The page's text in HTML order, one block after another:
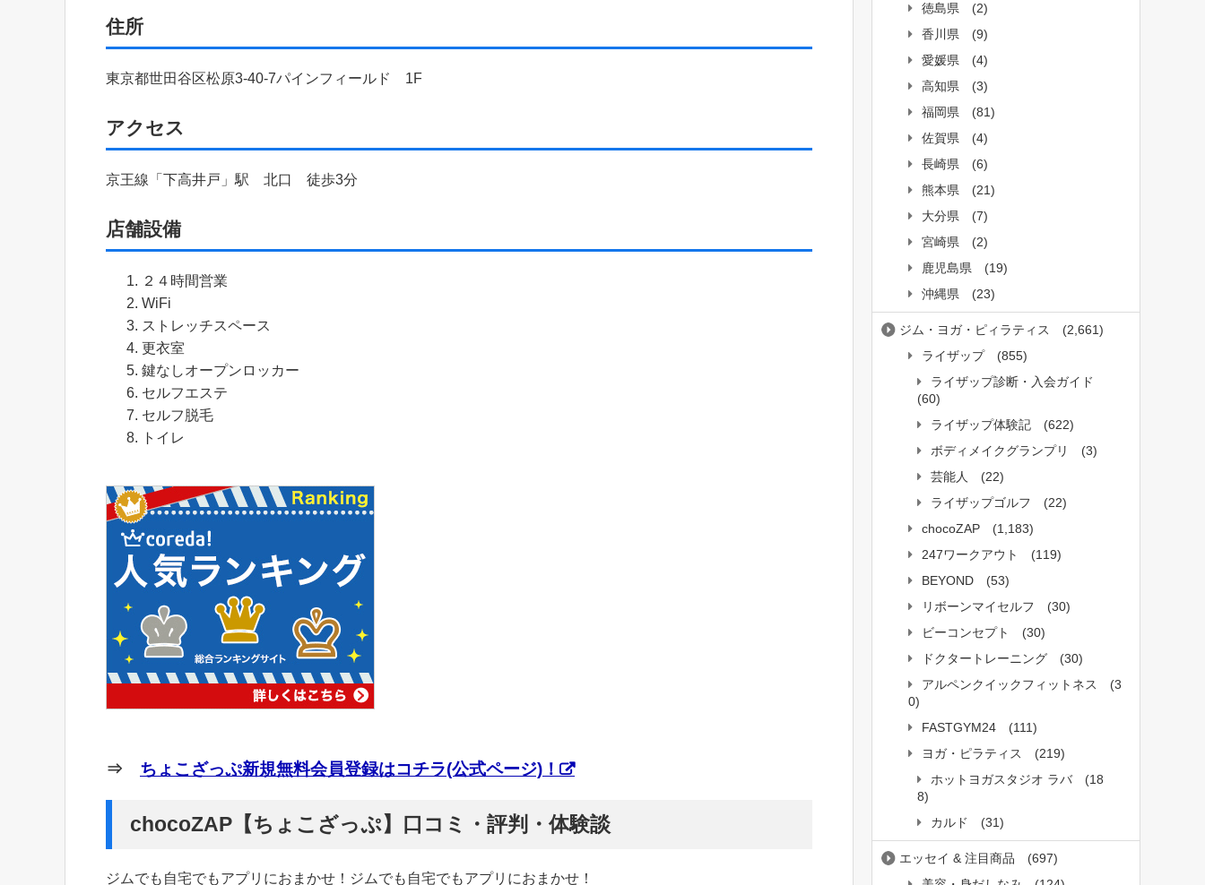
住所
東京都世田谷区松原3-40-7パインフィールド 1F
アクセス
京王線「下高井戸」駅 北口 徒歩3分
店舗設備
２４時間営業
WiFi
ストレッチスペース
更衣室
鍵なしオープンロッカー
セルフエステ
セルフ脱毛
トイレ
⇒ ちょこざっぷ新規無料会員登録はコチラ(公式ページ)！
chocoZAP【ちょこざっぷ】口コミ・評判・体験談
ジムでも自宅でもアプリにおまかせ！ジムでも自宅でもアプリにおまかせ！
徳島県
(2)
香川県
(9)
愛媛県
(4)
高知県
(3)
福岡県
(81)
佐賀県
(4)
長崎県
(6)
熊本県
(21)
大分県
(7)
宮崎県
(2)
鹿児島県
(19)
沖縄県
(23)
ジム・ヨガ・ピィラティス
(2,661)
ライザップ
(855)
ライザップ診断・入会ガイド
(60)
ライザップ体験記
(622)
ボディメイクグランプリ
(3)
芸能人
(22)
ライザップゴルフ
(22)
chocoZAP
(1,183)
247ワークアウト
(119)
BEYOND
(53)
リボーンマイセルフ
(30)
ビーコンセプト
(30)
ドクタートレーニング
(30)
アルペンクイックフィットネス
(3
0)
FASTGYM24
(111)
ヨガ・ピラティス
(219)
ホットヨガスタジオ ラバ
(18
8)
カルド
(31)
エッセイ & 注目商品
(697)